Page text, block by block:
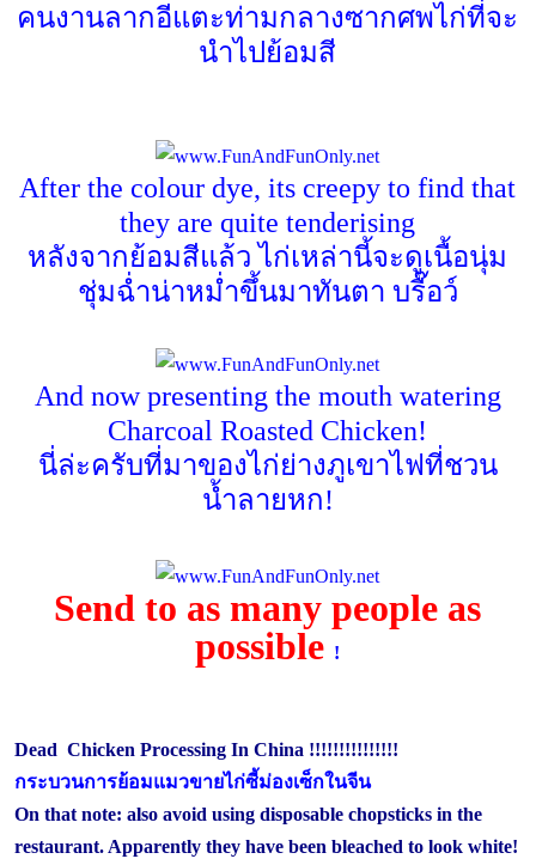
คนงานลากอีแตะท่ามกลางซากศพไก่ที่จะ
นำไปย้อมสี
After the colour dye, its creepy to find that
they are quite tenderising
หลังจากย้อมสีแล้ว ไก่เหล่านี้จะดูเนื้อนุ่ม
ชุ่มฉ่ำน่าหม่ำขึ้นมาทันตา บรื๊อว์
And now presenting the mouth watering
Charcoal Roasted Chicken!
นี่ล่ะครับที่มาของไก่ย่างภูเขาไฟที่ชวน
น้ำลายหก!
Send to as many people as
possible !
Dead Chicken Processing In China !!!!!!!!!!!!!!!
กระบวนการย้อมแมวขายไก่ซี้ม่องเซ็กในจีน
On that note: also avoid using disposable chopsticks in the
restaurant. Apparently they have been bleached to look white!